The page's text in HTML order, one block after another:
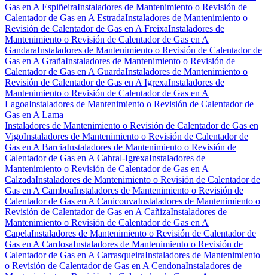
Gas en A EspiñeiraInstaladores de Mantenimiento o Revisión de
Calentador de Gas en A EstradaInstaladores de Mantenimiento o
Revisión de Calentador de Gas en A FreixaInstaladores de
Mantenimiento o Revisión de Calentador de Gas en A
GandaraInstaladores de Mantenimiento o Revisión de Calentador de
Gas en A GrañaInstaladores de Mantenimiento o Revisión de
Calentador de Gas en A GuardaInstaladores de Mantenimiento o
Revisión de Calentador de Gas en A IgrexaInstaladores de
Mantenimiento o Revisión de Calentador de Gas en A
LagoaInstaladores de Mantenimiento o Revisión de Calentador de
Gas en A Lama
Instaladores de Mantenimiento o Revisión de Calentador de Gas en
VigoInstaladores de Mantenimiento o Revisión de Calentador de
Gas en A BarciaInstaladores de Mantenimiento o Revisión de
Calentador de Gas en A Cabral-IgrexaInstaladores de
Mantenimiento o Revisión de Calentador de Gas en A
CalzadaInstaladores de Mantenimiento o Revisión de Calentador de
Gas en A CamboaInstaladores de Mantenimiento o Revisión de
Calentador de Gas en A CanicouvaInstaladores de Mantenimiento o
Revisión de Calentador de Gas en A CañizaInstaladores de
Mantenimiento o Revisión de Calentador de Gas en A
CapelaInstaladores de Mantenimiento o Revisión de Calentador de
Gas en A CardosaInstaladores de Mantenimiento o Revisión de
Calentador de Gas en A CarrasqueiraInstaladores de Mantenimiento
o Revisión de Calentador de Gas en A CendonaInstaladores de